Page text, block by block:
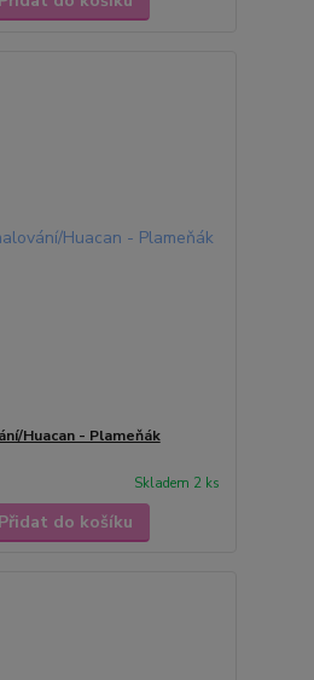
Huacan - Plameňák
Skladem 2 ks
Přidat do košíku